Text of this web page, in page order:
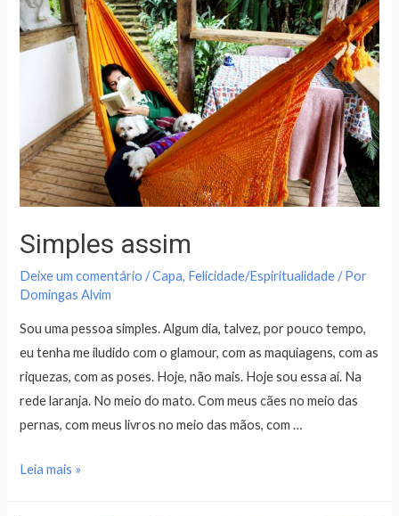
Simples assim
Deixe um comentário /Capa, Felicidade/Espiritualidade/ Por
Domingas Alvim
Sou uma pessoa simples. Algum dia, talvez, por pouco tempo,
eu tenha me iludido com o glamour, com as maquiagens, com as
riquezas, com as poses. Hoje, não mais. Hoje sou essa aí. Na
rede laranja. No meio do mato. Com meus cães no meio das
pernas, com meus livros no meio das mãos, com …
Leia mais »